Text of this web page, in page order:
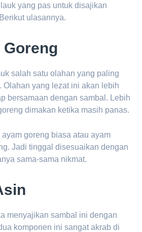
yang pas untuk disajikan
ulasannya.
salah satu olahan yang paling
Olahan yang lezat ini akan lebih
bersamaan dengan sambal. Lebih
dimakan ketika masih panas.
goreng biasa atau ayam
Jadi tinggal disesuaikan dengan
sama-sama nikmat.
menyajikan sambal ini dengan
komponen ini sangat akrab di